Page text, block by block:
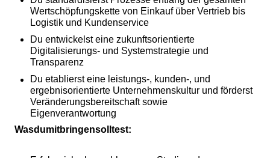
Wertschöpfungskette von Einkauf über Vertrieb bis
Logistik und Kundenservice
Du entwickelst eine zukunftsorientierte
Digitalisierungs- und Systemstrategie und
Transparenz
Du etablierst eine leistungs-, kunden-, und
ergebnisorientierte Unternehmenskultur und förderst
Veränderungsbereitschaft sowie
Eigenverantwortung
Wasdumitbringensolltest: